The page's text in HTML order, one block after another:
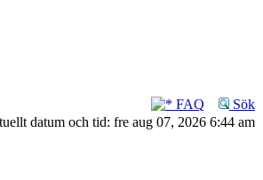
FAQ
Sök
datum och tid: fre aug 07, 2026 6:44 am